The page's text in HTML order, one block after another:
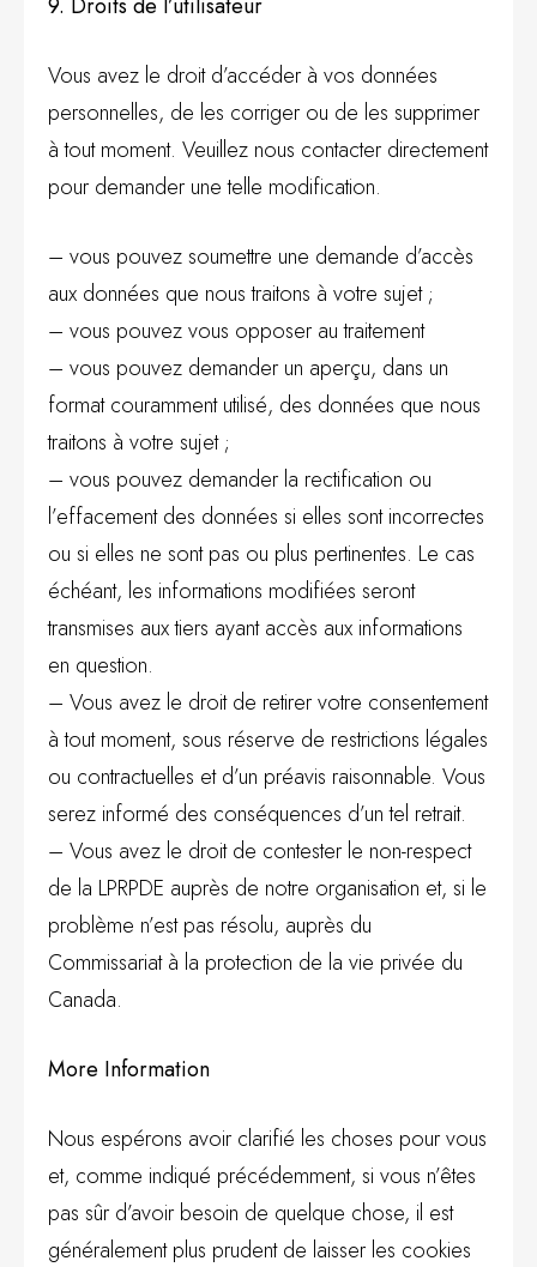
Vous avez le droit d’accéder à vos données
personnelles, de les corriger ou de les supprimer
à tout moment. Veuillez nous contacter directement
pour demander une telle modification.
– vous pouvez soumettre une demande d’accès
aux données que nous traitons à votre sujet ;
– vous pouvez vous opposer au traitement
– vous pouvez demander un aperçu, dans un
format couramment utilisé, des données que nous
traitons à votre sujet ;
– vous pouvez demander la rectification ou
l’effacement des données si elles sont incorrectes
ou si elles ne sont pas ou plus pertinentes. Le cas
échéant, les informations modifiées seront
transmises aux tiers ayant accès aux informations
en question.
– Vous avez le droit de retirer votre consentement
à tout moment, sous réserve de restrictions légales
ou contractuelles et d’un préavis raisonnable. Vous
serez informé des conséquences d’un tel retrait.
– Vous avez le droit de contester le non-respect
de la LPRPDE auprès de notre organisation et, si le
problème n’est pas résolu, auprès du
Commissariat à la protection de la vie privée du
Canada.
More Information
Nous espérons avoir clarifié les choses pour vous
et, comme indiqué précédemment, si vous n’êtes
pas sûr d’avoir besoin de quelque chose, il est
généralement plus prudent de laisser les cookies